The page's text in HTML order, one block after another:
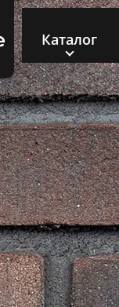
Каталог